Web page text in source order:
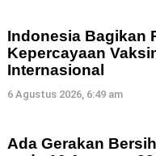
Indonesia Bagikan
Kepercayaan
Internasional
6 Agustus 2026, 6:49 am
Ada Gerakan